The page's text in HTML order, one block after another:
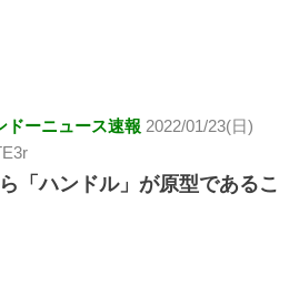
ドーニュース速報 2022/01/23(日)
「ハンドル」が原型であるこ